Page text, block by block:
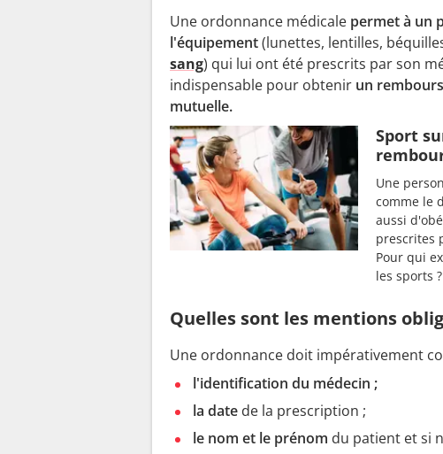
Une ordonnance médicale permet à un
l'équipement(lunettes, lentilles,
sang) qui lui ont été prescrits par son
indispensable pour obtenir un
mutuelle.
Sport
Une
comme le
aussi
prescrites
Pour qui
les sports
Quelles sont les mentions
Une ordonnance doit impérativement
l'identification du médecin ;
la date de la prescription ;
le nom et le prénom du patient et si